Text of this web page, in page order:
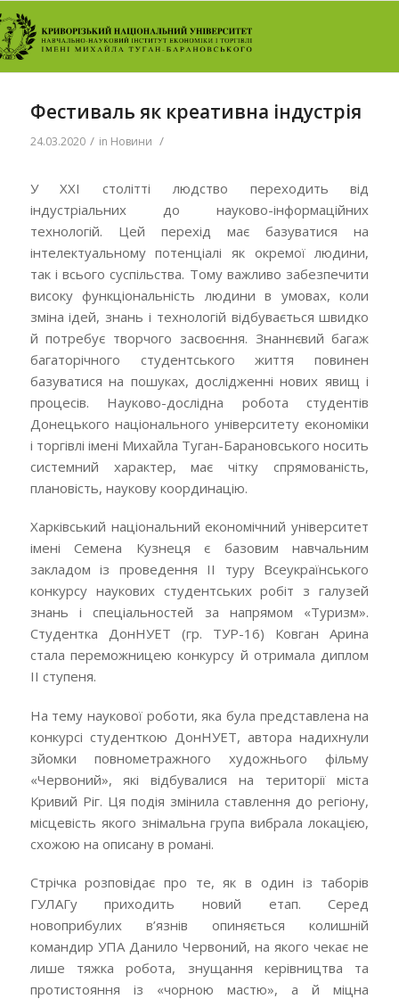
Фестиваль як креативна індустрія
24.03.2020 / in Новини /
У ХХІ столітті людство переходить від
індустріальних до науково-інформаційних
технологій. Цей перехід має базуватися на
інтелектуальному потенціалі як окремої людини,
так і всього суспільства. Тому важливо забезпечити
високу функціональність людини в умовах, коли
зміна ідей, знань і технологій відбувається швидко
й потребує творчого засвоєння. Знаннєвий багаж
багаторічного студентського життя повинен
базуватися на пошуках, дослідженні нових явищ і
процесів. Науково-дослідна робота студентів
Донецького національного університету економіки
і торгівлі імені Михайла Туган-Барановського носить
системний характер, має чітку спрямованість,
плановість, наукову координацію.
Харківський національний економічний університет
імені Семена Кузнеця є базовим навчальним
закладом із проведення ІІ туру Всеукраїнського
конкурсу наукових студентських робіт з галузей
знань і спеціальностей за напрямом «Туризм».
Студентка ДонНУЕТ (гр. ТУР-16) Ковган Арина
стала переможницею конкурсу й отримала диплом
ІІ ступеня.
На тему наукової роботи, яка була представлена на
конкурсі студенткою ДонНУЕТ, автора надихнули
зйомки повнометражного художнього фільму
«Червоний», які відбувалися на території міста
Кривий Ріг. Ця подія змінила ставлення до регіону,
місцевість якого знімальна група вибрала локацією,
схожою на описану в романі.
Стрічка розповідає про те, як в один із таборів
ГУЛАГу приходить новий етап. Серед
новоприбулих в’язнів опиняється колишній
командир УПА Данило Червоний, на якого чекає не
лише тяжка робота, знущання керівництва та
протистояння із «чорною мастю», а й міцна